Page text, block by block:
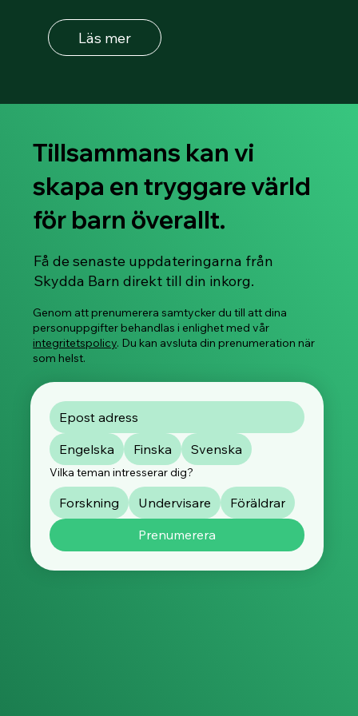
Läs mer
Tillsammans kan vi
skapa en tryggare värld
för barn överallt.
Få de senaste uppdateringarna från
Skydda Barn direkt till din inkorg.
Genom att prenumerera samtycker du till att dina
personuppgifter behandlas i enlighet med vår
integritetspolicy. Du kan avsluta din prenumeration när
som helst.
Engelska Finska Svenska
Vilka teman intresserar dig?
Forskning Undervisare
Föräldrar
Prenumerera